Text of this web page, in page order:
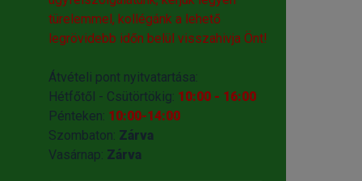
türelemmel, kollégánk a lehető
legrövidebb időn belül visszahivja Önt!
Átvételi pont nyitvatartása:
Hétfőtől - Csütörtökig: 10:00 - 16:00
Pénteken: 10:00-14:00
Szombaton: Zárva
Vasárnap: Zárva